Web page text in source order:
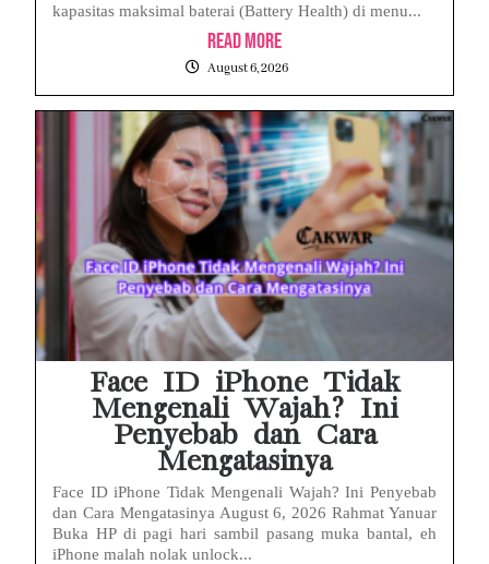
kapasitas maksimal baterai (Battery Health) di menu...
Read More
August 6, 2026
Face ID iPhone Tidak
Mengenali Wajah? Ini
Penyebab dan Cara
Mengatasinya
Face ID iPhone Tidak Mengenali Wajah? Ini Penyebab
dan Cara Mengatasinya August 6, 2026 Rahmat Yanuar
Buka HP di pagi hari sambil pasang muka bantal, eh
iPhone malah nolak unlock...